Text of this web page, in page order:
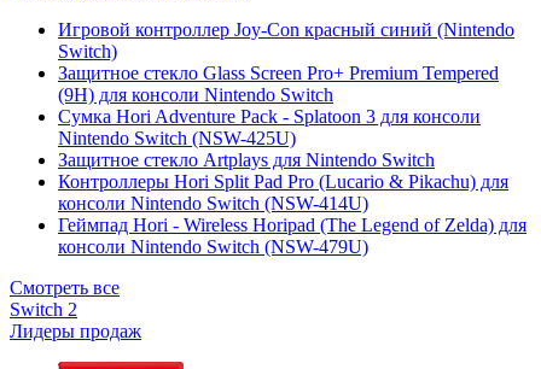
Игровой контроллер Joy-Con красный синий (Nintendo
Switch)
Защитное стекло Glass Screen Pro+ Premium Tempered
(9H) для консоли Nintendo Switch
Сумка Hori Adventure Pack - Splatoon 3 для консоли
Nintendo Switch (NSW-425U)
Защитное стекло Artplays для Nintendo Switch
Контроллеры Hori Split Pad Pro (Lucario & Pikachu) для
консоли Nintendo Switch (NSW-414U)
Геймпад Hori - Wireless Horipad (The Legend of Zelda) для
консоли Nintendo Switch (NSW-479U)
Смотреть все
Switch 2
Лидеры продаж